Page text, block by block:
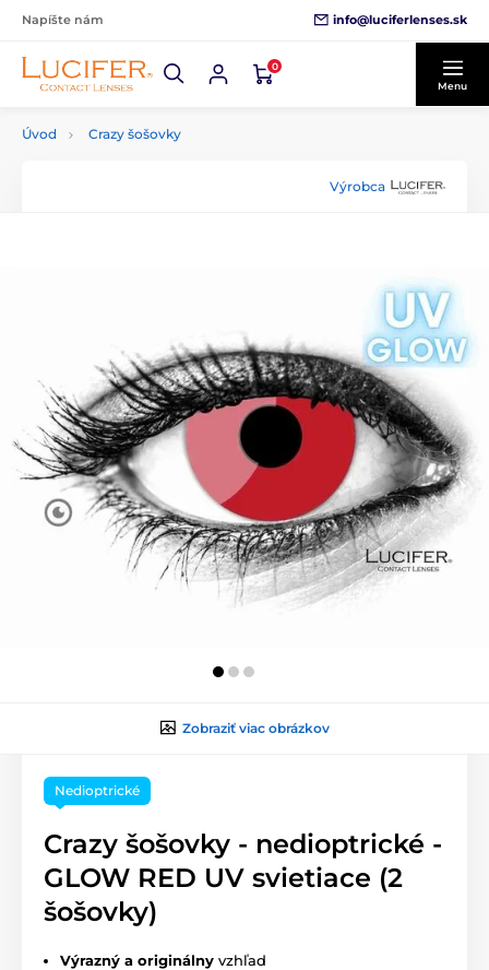
Napíšte nám info@luciferlenses.sk
0
Menu
Úvod Crazy šošovky
Výrobca
Zobraziť viac obrázkov
Nedioptrické
Crazy šošovky - nedioptrické -
GLOW RED UV svietiace (2
šošovky)
Výrazný a originálny vzhľad